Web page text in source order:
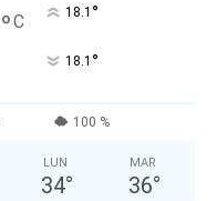
°C 18.1 °
18.1 °
100 %
LUN
34°
MAR
36°